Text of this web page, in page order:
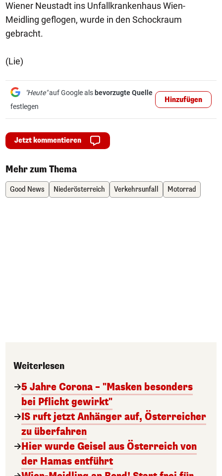
Wiener Neustadt ins Unfallkrankenhaus Wien-
Meidling geflogen, wurde in den Schockraum
gebracht.
(Lie)
"Heute"auf Google als bevorzugte Quelle
festlegen
Hinzufügen
Jetzt kommentieren
Mehr zum Thema
Good News Niederösterreich Verkehrsunfall Motorrad
Weiterlesen
5 Jahre Corona – "Masken besonders
bei Pflicht gewirkt"
IS ruft jetzt Anhänger auf, Österreicher
zu überfahren
Hier wurde Geisel aus Österreich von
der Hamas entführt